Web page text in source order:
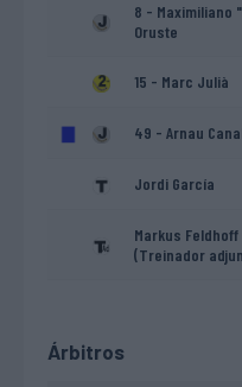
8 - Maximiliano
Oruste
15 - Marc Julià
49 - Arnau
Jordi García
Markus Feldhoff
(Treinador
Árbitros